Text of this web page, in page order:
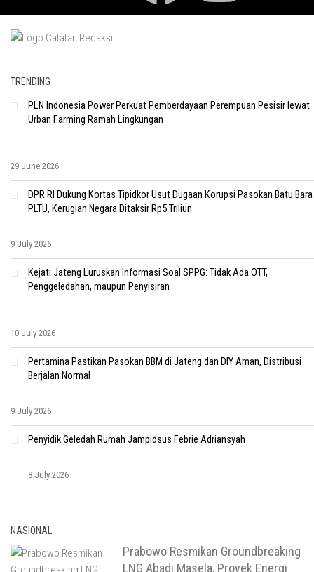
TRENDING
PLN Indonesia Power Perkuat Pemberdayaan Perempuan Pesisir lewat
Urban Farming Ramah Lingkungan
29 June 2026
DPR RI Dukung Kortas Tipidkor Usut Dugaan Korupsi Pasokan Batu Bara
PLTU, Kerugian Negara Ditaksir Rp5 Triliun
9 July 2026
Kejati Jateng Luruskan Informasi Soal SPPG: Tidak Ada OTT,
Penggeledahan, maupun Penyisiran
10 July 2026
Pertamina Pastikan Pasokan BBM di Jateng dan DIY Aman, Distribusi
Berjalan Normal
9 July 2026
Penyidik Geledah Rumah Jampidsus Febrie Adriansyah
8 July 2026
NASIONAL
Prabowo Resmikan Groundbreaking
LNG Abadi Masela, Proyek Energi